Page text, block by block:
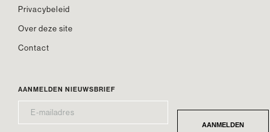
Privacybeleid
Over deze site
Contact
AANMELDEN NIEUWSBRIEF
MAILADRES* AANMELDEN